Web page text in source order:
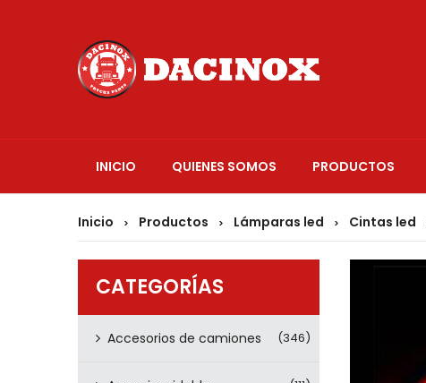
INICIO QUIENES SOMOS PRODUCTOS
Inicio > Productos > Lámparas led > Cintas led
CATEGORÍAS
Accesorios de camiones (346)